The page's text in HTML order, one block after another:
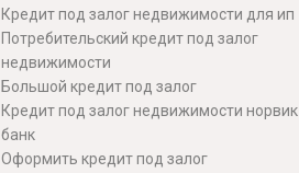
Кредит под залог недвижимости для ип
Потребительский кредит под залог
недвижимости
Большой кредит под залог
Кредит под залог недвижимости норвик
банк
Оформить кредит под залог